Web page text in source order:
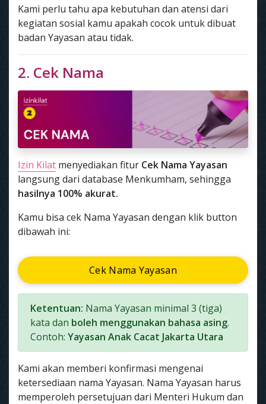
Kami perlu tahu apa kebutuhan dan atensi dari
kegiatan sosial kamu apakah cocok untuk dibuat
badan Yayasan atau tidak.
2. Cek Nama
Izin Kilat menyediakan fitur Cek Nama Yayasan
langsung dari database Menkumham, sehingga
hasilnya 100% akurat.
Kamu bisa cek Nama Yayasan dengan klik button
dibawah ini:
Cek Nama Yayasan
Ketentuan: Nama Yayasan minimal 3 (tiga)
kata dan boleh menggunakan bahasa asing.
Contoh: Yayasan Anak Cacat Jakarta Utara
Kami akan memberi konfirmasi mengenai
ketersediaan nama Yayasan. Nama Yayasan harus
memperoleh persetujuan dari Menteri Hukum dan